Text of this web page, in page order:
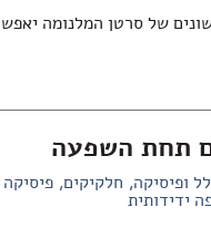
של סרטן המלנומה
תחת השפעה
ופיסיקה חלקיקים
ידידותית